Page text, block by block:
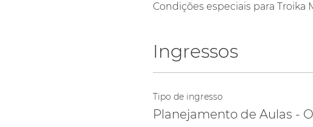
Condições especiais para Troika
Ingressos
Tipo de ingresso
Planejamento de Aulas -